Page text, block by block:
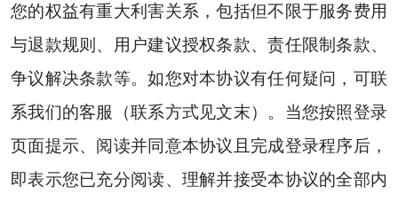
您的权益有重大利害关系，包括但不限于服务费用
与退款规则、用户建议授权条款、责任限制条款、
争议解决条款等。如您对本协议有任何疑问，可联
系我们的客服（联系方式见文末）。当您按照登录
页面提示、阅读并同意本协议且完成登录程序后，
即表示您已充分阅读、理解并接受本协议的全部内